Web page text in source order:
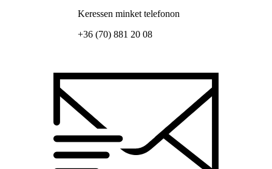
Keressen minket telefonon
+36 (70) 881 20 08